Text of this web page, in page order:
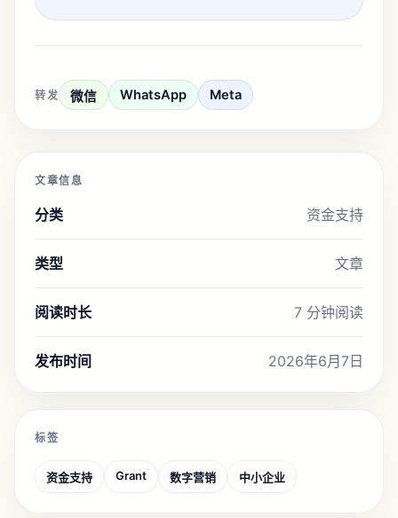
转发 微信 WhatsApp Meta
文章信息
分类 资金支持
类型 文章
阅读时长 7 分钟阅读
发布时间 2026年6月7日
标签
资金支持 Grant 数字营销 中小企业